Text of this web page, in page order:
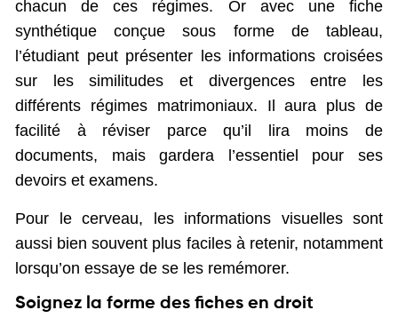
chacun de ces régimes. Or avec une fiche
synthétique conçue sous forme de tableau,
l’étudiant peut présenter les informations croisées
sur les similitudes et divergences entre les
différents régimes matrimoniaux. Il aura plus de
facilité à réviser parce qu’il lira moins de
documents, mais gardera l’essentiel pour ses
devoirs et examens.
Pour le cerveau, les informations visuelles sont
aussi bien souvent plus faciles à retenir, notamment
lorsqu’on essaye de se les remémorer.
Soignez la forme des fiches en droit